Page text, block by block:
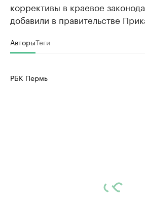
коррективы в краевое
добавили в правительстве
АвторыТеги
РБК Пермь